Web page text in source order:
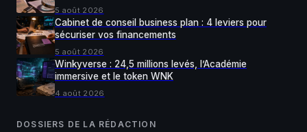
5 août 2026
Cabinet de conseil business plan : 4 leviers pour
sécuriser vos financements
5 août 2026
Winkyverse : 24,5 millions levés, l’Académie
immersive et le token WNK
4 août 2026
DOSSIERS DE LA RÉDACTION